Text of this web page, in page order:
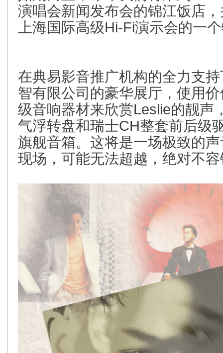
演唱会新闻发布会的锦江饭店
上海国际高级Hi-Fi演示会的一
在典易影音推广机构的全力支
智有限公司的豪华展厅，使用
级音响器材来欣赏Leslie的靓声
气浮转盘和瑞士CH整套前后级
旗舰音箱。这将是一场极致的
现场，可能无法超越，绝对不